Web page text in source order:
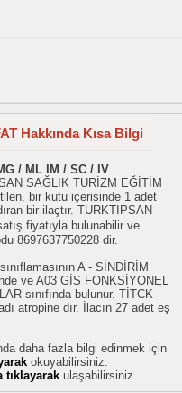
Hakkında Kısa Bilgi
/ ML IM / SC / IV
SAĞLIK TURİZM EĞİTİM
bir kutu içerisinde 1 adet
bir ilaçtır. TURKTIPSAN
fiyatıyla bulunabilir ve
8697637750228 dir.
A - SİNDİRİM
ve A03 GİS FONKSİYONEL
sınıfında bulunur. TİTCK
atropine dır. İlacın 27 adet eş
daha fazla bilgi edinmek için
okuyabilirsiniz.
tıklayarak ulaşabilirsiniz.